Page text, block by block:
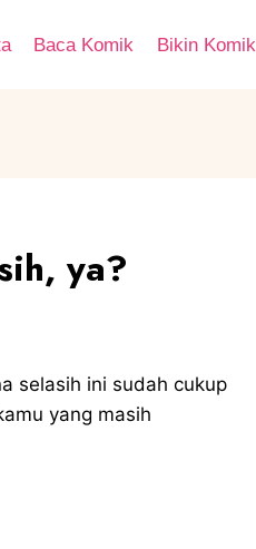
Baca Komik Bikin Komik
ya?
selasih ini sudah cukup
yang masih